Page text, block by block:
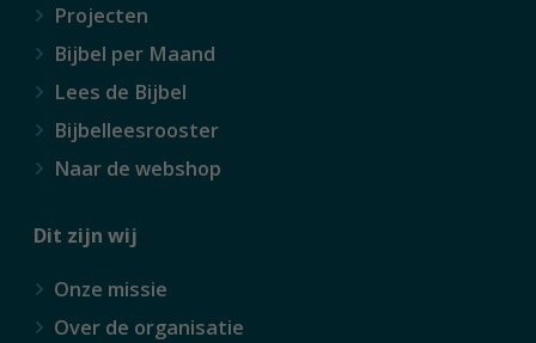
Projecten
Bijbel per Maand
Lees de Bijbel
Bijbelleesrooster
Naar de webshop
Dit zijn wij
Onze missie
Over de organisatie